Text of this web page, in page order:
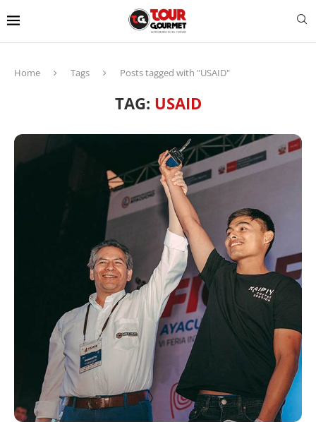
Home Tags Posts tagged with "USAID"
TAG: USAID